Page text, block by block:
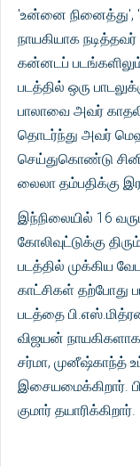
'உன்னை நினைத்து',
நாயகியாக
கன்னடப் படங்களிலும்
படத்தில் ஒரு
பாலாவை அவர்
தொடர்ந்து அவர்
செய்துகொண்டு
லைலா தம்பதிக்கு
இந்நிலையில் 16
கோலிவுட்டுக்கு
படத்தில் முக்கிய
காட்சிகள் தற்போது
படத்தை
விஜயன் நாயகிகளாக
சர்மா, முனீஷ்காந்த்
இசையமைக்கிறார்.
குமார் தயாரிக்கிறார்.